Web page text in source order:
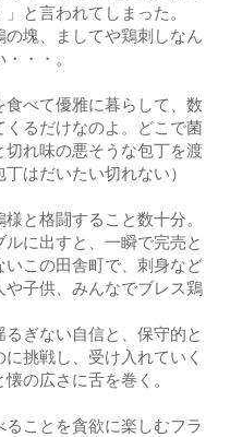
と言われてしまった。
塊、ましてや鶏刺しなん
・・。
べて優雅に暮らして、数
くるだけなのよ。どこで菌
れ味の悪そうな包丁を渡
はだいたい切れない）
と格闘すること数十分。
に出すと、一瞬で完売と
この田舎町で、刺身など
子供、みんなでブレス鶏
ぎない自信と、保守的と
挑戦し、受け入れていく
の広さに舌を巻く。
ことを貪欲に楽しむフラ